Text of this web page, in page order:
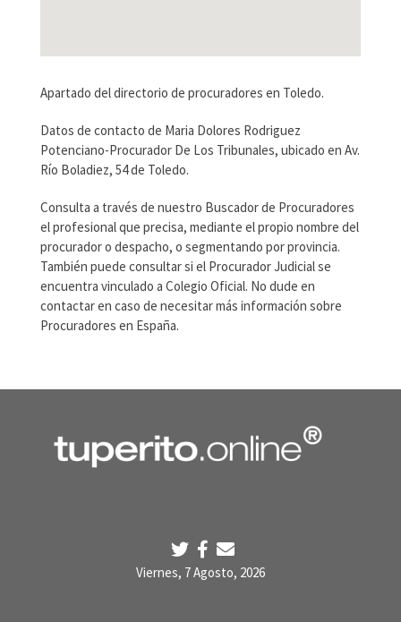
Apartado del directorio de procuradores en Toledo.
Datos de contacto de Maria Dolores Rodriguez
Potenciano-Procurador De Los Tribunales, ubicado en Av.
Río Boladiez, 54 de Toledo.
Consulta a través de nuestro Buscador de Procuradores
el profesional que precisa, mediante el propio nombre del
procurador o despacho, o segmentando por provincia.
También puede consultar si el Procurador Judicial se
encuentra vinculado a Colegio Oficial. No dude en
contactar en caso de necesitar más información sobre
Procuradores en España.
Viernes, 7 Agosto, 2026